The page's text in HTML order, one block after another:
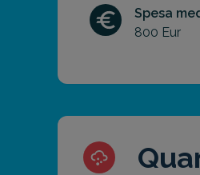
Spesa
800 Eur